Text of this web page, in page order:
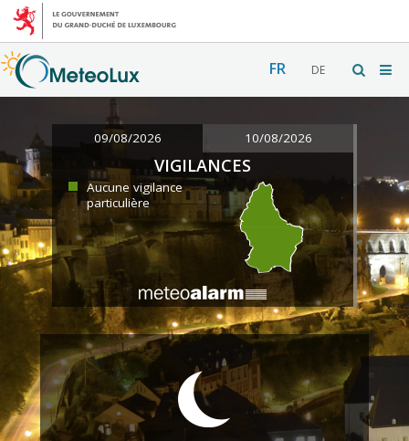
FR DE
09/08/2026 10/08/2026
VIGILANCES
Aucune vigilance
particulière